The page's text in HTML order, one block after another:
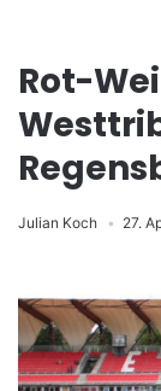
Rot-
Julian Koch 27.